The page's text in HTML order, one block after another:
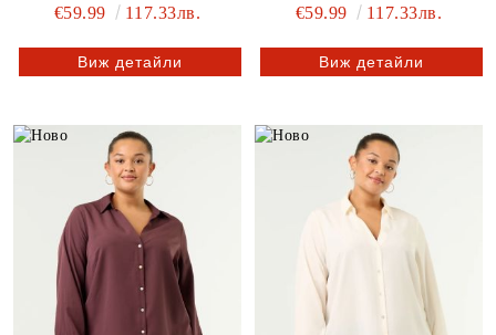
€59.99
117.33лв.
Виж детайли
€59.99
117.33лв.
Виж детайли